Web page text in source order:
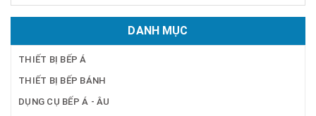
DANH MỤC
THIẾT BỊ BẾP Á
THIẾT BỊ BẾP BÁNH
DỤNG CỤ BẾP Á - ÂU